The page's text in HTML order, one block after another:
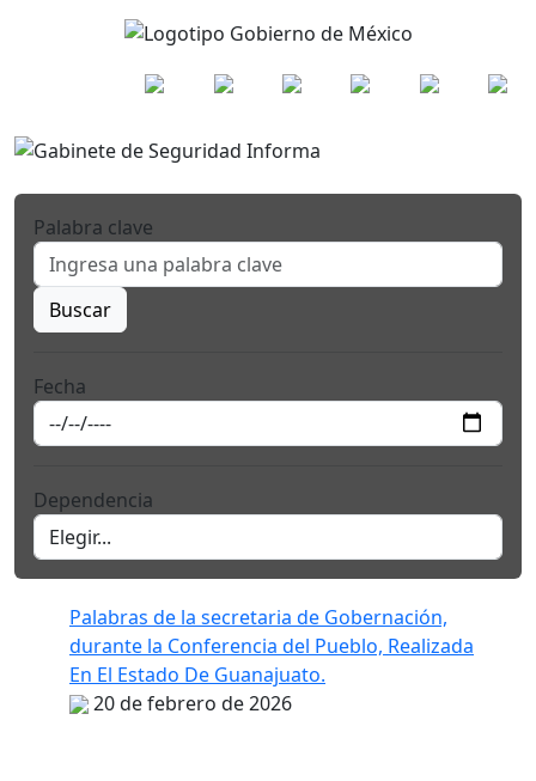
Palabra clave
Buscar
Fecha
Dependencia
Palabras de la secretaria de Gobernación,
durante la Conferencia del Pueblo, Realizada
En El Estado De Guanajuato.
20 de febrero de 2026